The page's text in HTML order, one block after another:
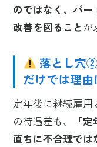
のではなく、パー
改善を図ることが
落とし穴②
だけでは理
定年後に継続雇用
の待遇差も、
「
直ちに不合理では